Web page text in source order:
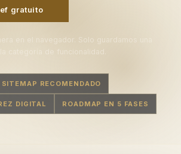
gratuito
en el navegador. Solo guardamos una
categoría de funcionalidad.
SITEMAP RECOMENDADO
DIGITAL ROADMAP EN 5 FASES